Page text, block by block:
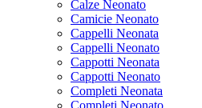
Calze Neonato
Camicie Neonato
Cappelli Neonata
Cappelli Neonato
Cappotti Neonata
Cappotti Neonato
Completi Neonata
Completi Neonato